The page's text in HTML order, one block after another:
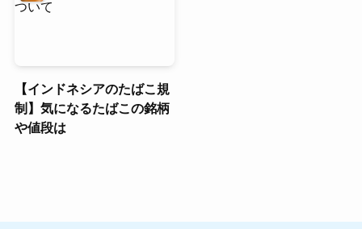
【インドネシアのたばこ規
制】気になるたばこの銘柄
や値段は